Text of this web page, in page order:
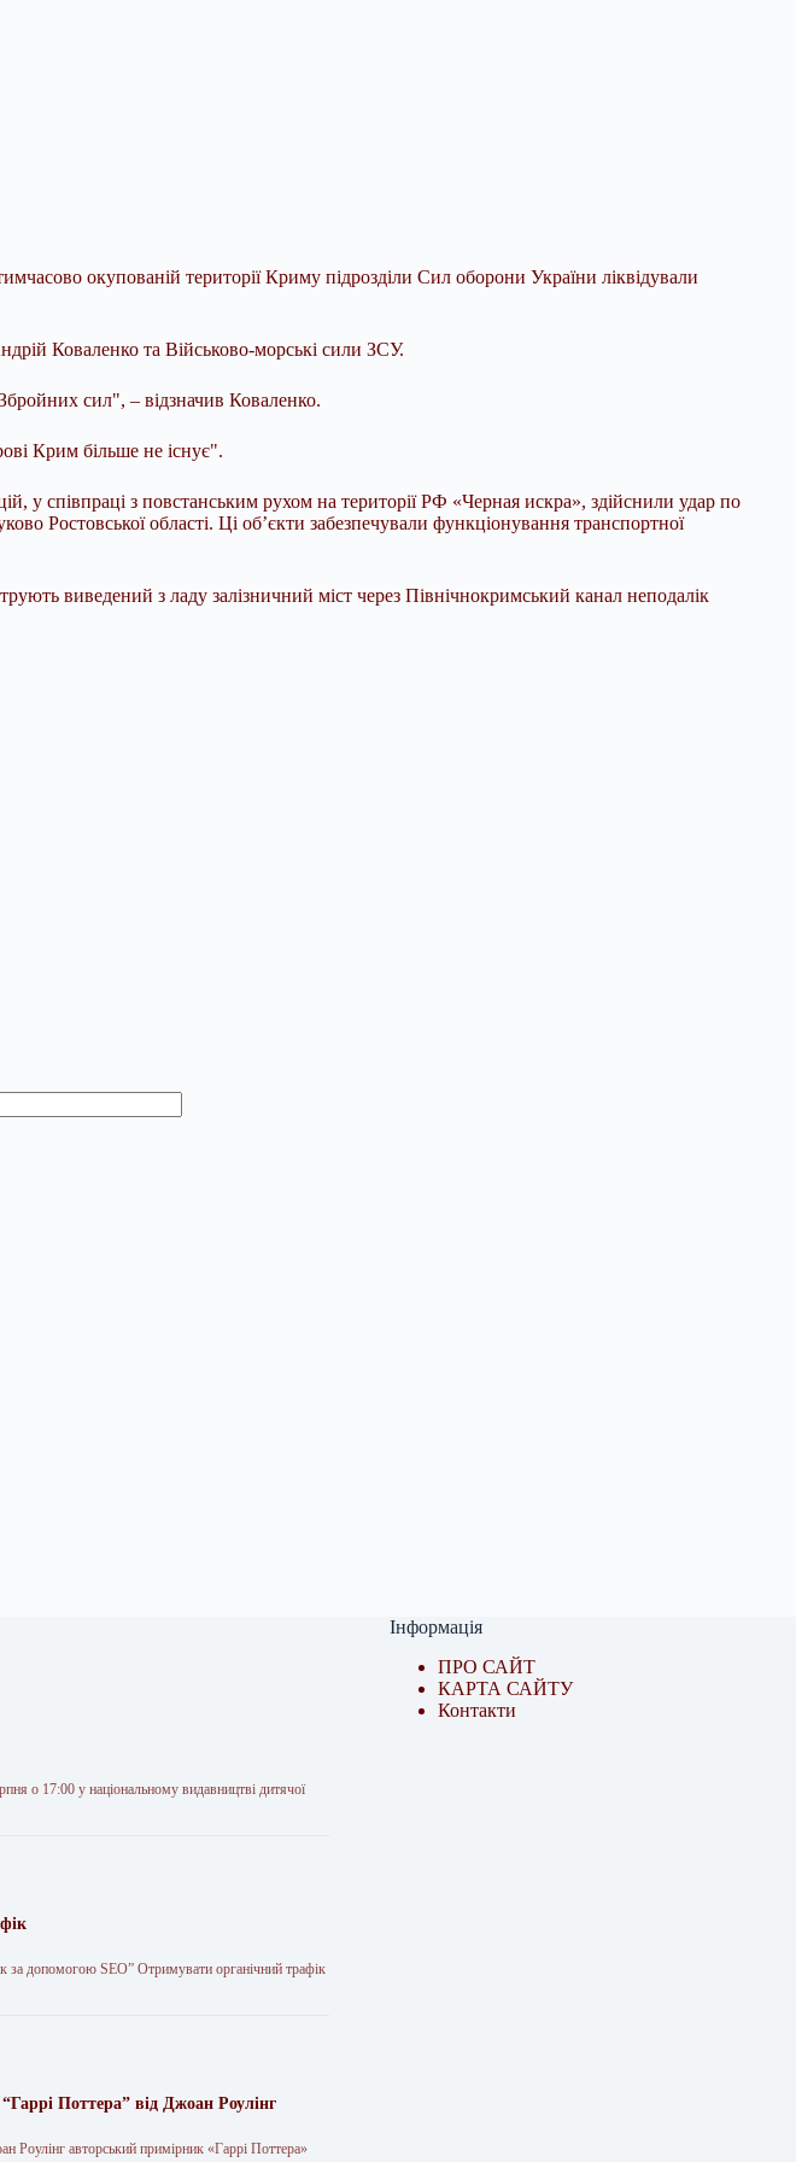
окупованій території Криму підрозділи Сил оборони України ліквідували
Коваленко та Військово-морські сили ЗСУ.
сил", – відзначив Коваленко.
Крим більше не існує".
у співпраці з повстанським рухом на території РФ «Черная искра», здійснили удар по
Ростовської області. Ці об’єкти забезпечували функціонування транспортної
виведений з ладу залізничний міст через Північнокримський канал неподалік
о 17:00 у національному видавництві дитячої
за допомогою SEO” Отримувати органічний трафік
Поттера” від Джоан Роулінг
Роулінг авторський примірник «Гаррі Поттера»
Інформація
ПРО САЙТ
КАРТА САЙТУ
Контакти